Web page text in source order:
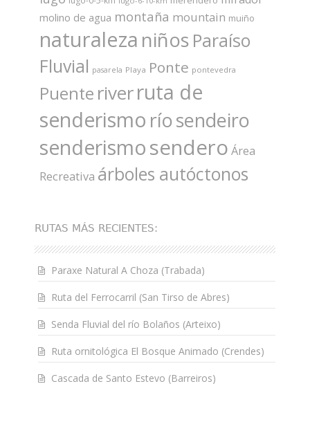
molino de agua montaña mountain muiño
naturaleza niños Paraíso
Fluvial pasarela Playa Ponte pontevedra
Puente riverruta de
senderismo ríosendeiro
senderismosendero Área
Recreativa árboles autóctonos
RUTAS MÁS RECIENTES:
Paraxe Natural A Choza (Trabada)
Ruta del Ferrocarril (San Tirso de Abres)
Senda Fluvial del río Bolaños (Arteixo)
Ruta ornitológica El Bosque Animado (Crendes)
Cascada de Santo Estevo (Barreiros)